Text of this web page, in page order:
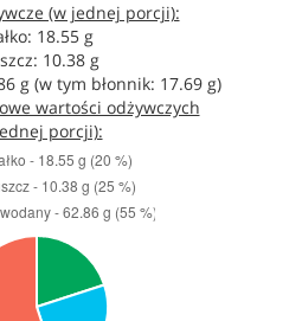
(w jednej porcji):
18.55 g
10.38 g
g (w tym błonnik: 17.69 g)
wartości odżywczych
porcji):